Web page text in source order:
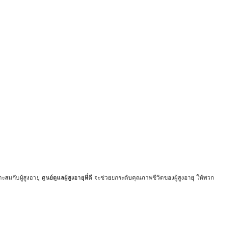
สมกับผู้สูงอายุ ศูนย์ดูแลผู้สูงอายุที่ดี จะช่วยยกระดับคุณภาพชีวิตของผู้สูงอายุ ให้พวก